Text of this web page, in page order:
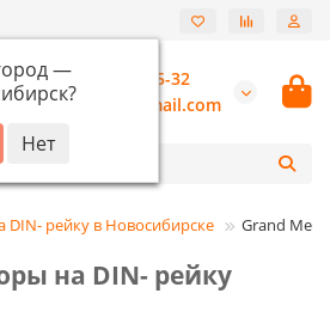
—
?
+7 (913) 987-55-32
burannsk@gmail.com
DIN- рейку в Новосибирске Grand
на DIN- рейку